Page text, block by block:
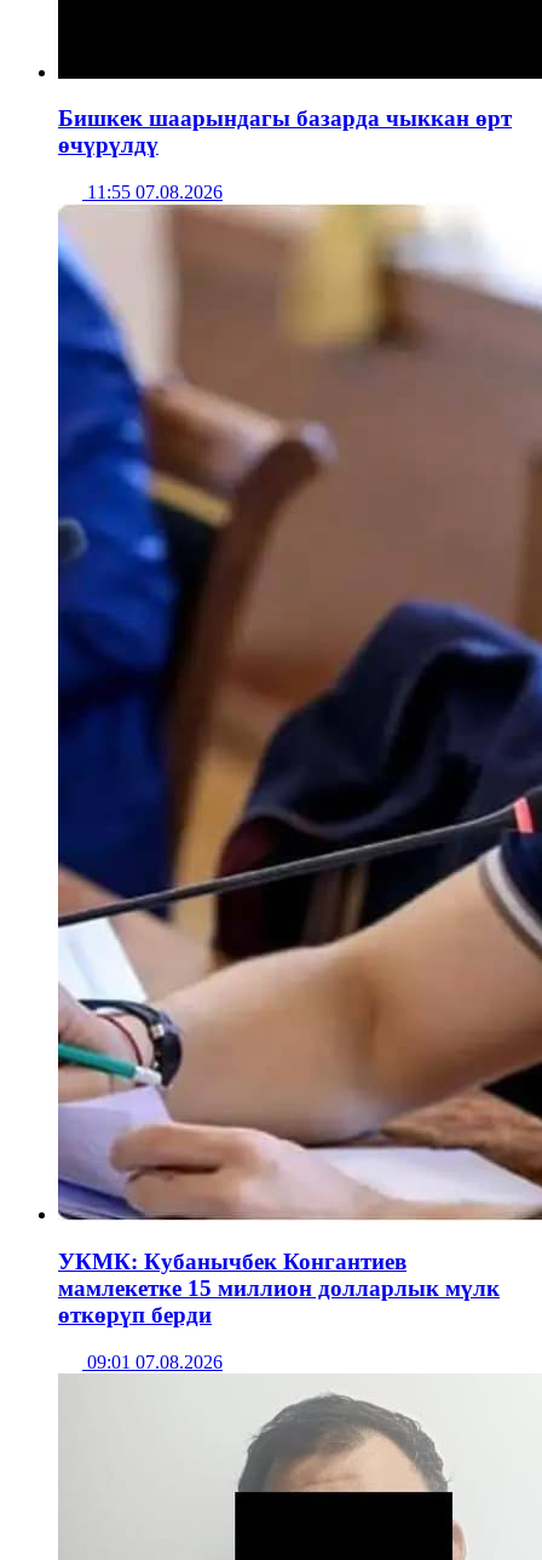
Бишкек шаарындагы базарда чыккан өрт
өчүрүлдү
11:55 07.08.2026
УКМК: Кубанычбек Конгантиев
мамлекетке 15 миллион долларлык мүлк
өткөрүп берди
09:01 07.08.2026